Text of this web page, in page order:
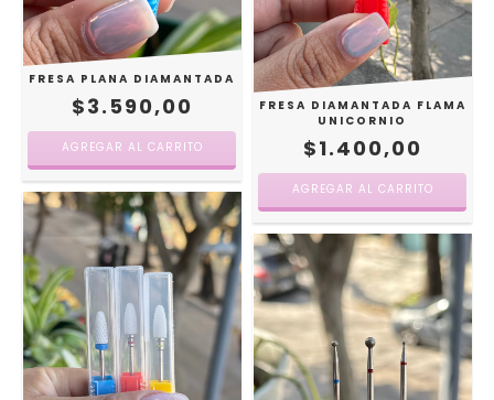
FRESA PLANA DIAMANTADA
$3.590,00
FRESA DIAMANTADA FLAMA
UNICORNIO
$1.400,00